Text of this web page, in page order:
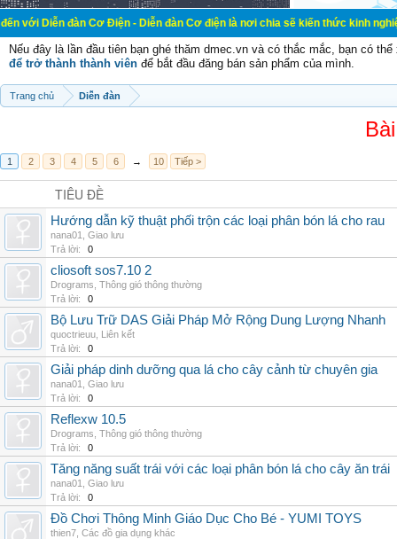
đàn Cơ Điện - Diễn đàn Cơ điện là nơi chia sẽ kiến thức kinh nghiệm trong
Nếu đây là lần đầu tiên bạn ghé thăm dmec.vn và có thắc mắc, bạn có
để trở thành thành viên để bắt đầu đăng bán sản phẩm của mình.
Trang chủ Diễn đàn
1 2 3 4 5 6 → 10 Tiếp >
TIÊU ĐỀ
Hướng dẫn kỹ thuật phối trộn các loại phân bón lá cho rau
nana01
Giao lưu
Trả lời:
0
cliosoft sos7.10 2
Drograms Thông gió thông thường
Trả lời:
0
Bộ Lưu Trữ DAS Giải Pháp Mở Rộng Dung Lượng Nhanh
quoctrieuu Liên kết
Trả lời:
0
Giải pháp dinh dưỡng qua lá cho cây cảnh từ chuyên gia
nana01
Giao lưu
Trả lời:
0
Reflexw 10.5
Drograms Thông gió thông thường
Trả lời:
0
Tăng năng suất trái với các loại phân bón lá cho cây ăn trái
nana01
Giao lưu
Trả lời:
0
Đồ Chơi Thông Minh Giáo Dục Cho Bé - YUMI TOYS
thien7 Các đồ gia dụng khác